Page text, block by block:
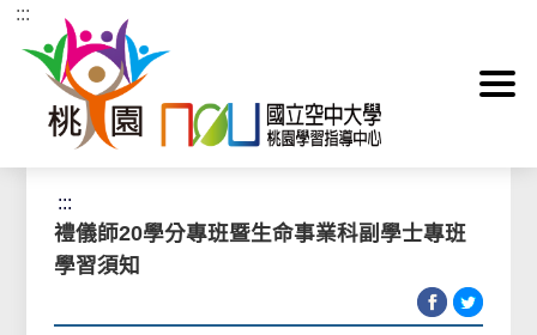
跳到主要內容區塊
:::
首頁 > 學習須知 禮儀師20學分專班
:::
禮儀師20學分專班暨生命事業科副學士專班
學習須知